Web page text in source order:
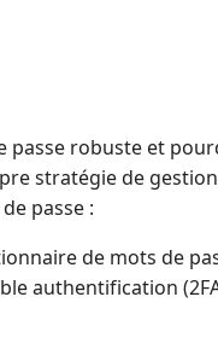
passe robuste et
stratégie de
passe :
de mots de
authentification